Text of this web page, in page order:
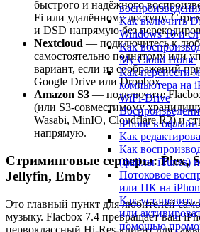
Как включить
Windows 10 и
Как
My Cloud Home
Как перенести
компьютера на
WiFi-Drive
iPhone в
Как
Как
(файлы iTunes)
Потоковое
или ПК на
Как
или
помощью
быстрого и надёжного
Fi или удалённому доступу.
и DSD напрямую без
Nextcloud — подключитесь к
самостоятельно поднятому или
вариант, если из соображений
Google Drive или Dropbox.
Amazon S3 — подключите
(или S3-совместимому
Wasabi, MinIO, Cloudflare R2) и
напрямую.
Стриминговые серверы: Plex,
Jellyfin, Emby
Это главный пункт для любителей
музыку. Flacbox 7.4 превращает ваш
первоклассный Hi-Res-клиент для